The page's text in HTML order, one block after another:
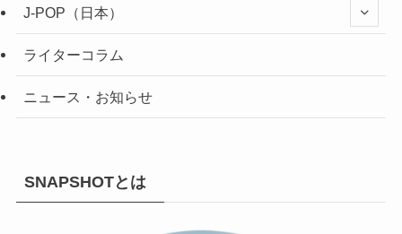
J-POP（日本）
ライターコラム
ニュース・お知らせ
SNAPSHOTとは